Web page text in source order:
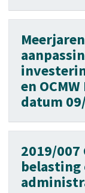
en
datum
2019/
belasting